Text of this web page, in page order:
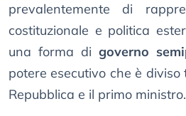
prevalentemente di
costituzionale e politica
una forma di governo
potere esecutivo che è
Repubblica e il primo ministro.